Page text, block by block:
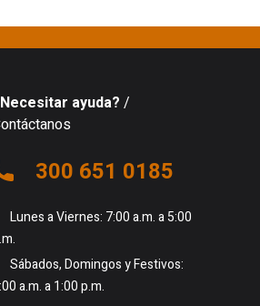
ayuda? /
300 651 0185
Lunes a Viernes: 7:00 a.m. a 5:00
Sábados, Domingos y Festivos:
a.m. a 1:00 p.m.